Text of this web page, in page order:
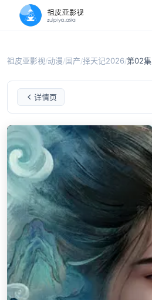
祖皮亚影视/动漫/国产/择天记2026/第02集
择天记2026
第02集
详情页